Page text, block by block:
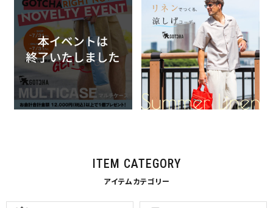
＼開催中!!／GOTCHAノベル
ティイベント
2026.07.17
GOTCHA
イベント・ノベルティ関連
特集一覧
リネンでつくる、涼しげコーデ
2026.07.17
GOTCHA 特集一覧
ITEM CATEGORY
アイテムカテゴリー